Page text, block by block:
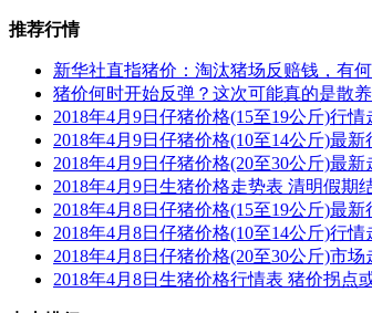
推荐行情
新华社直指猪价：淘汰猪场反赔钱，有
猪价何时开始反弹？这次可能真的是散养
2018年4月9日仔猪价格(15至19公斤)行情
2018年4月9日仔猪价格(10至14公斤)最新
2018年4月9日仔猪价格(20至30公斤)最新
2018年4月9日生猪价格走势表 清明假期
2018年4月8日仔猪价格(15至19公斤)最新
2018年4月8日仔猪价格(10至14公斤)行情
2018年4月8日仔猪价格(20至30公斤)市场
2018年4月8日生猪价格行情表 猪价拐点